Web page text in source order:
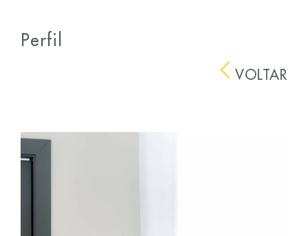
Perfil
VOLTAR